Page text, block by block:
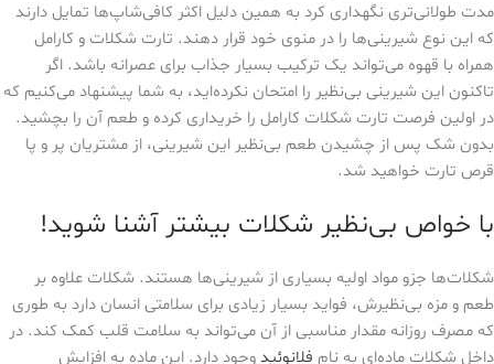
مدت طولانی‌تری نگهداری کرد به همین دلیل اکثر کافی‌شاپ‌ها تمایل دارند
که این نوع شیرینی‌ها را در منوی خود قرار دهند. تارت شکلات و کارامل
همراه با قهوه‌ می‌تواند یک ترکیب بسیار جذاب برای عصرانه باشد. اگر
تاکنون این شیرینی بی‌نظیر را امتحان نکرده‌اید، به شما پیشنهاد می‌کنیم که
در اولین فرصت تارت شکلات کارامل را خریداری کرده و طعم آن را بچشید.
بدون شک پس از چشیدن طعم بی‌نظیر این شیرینی، از مشتریان پر و پا
قرص تارت خواهید شد.
با خواص بی‌نظیر شکلات بیشتر آشنا شوید!
شکلات‌ها جزو مواد اولیه بسیاری از شیرینی‌ها هستند. شکلات علاوه بر
طعم و مزه بی‌نظیرش، فواید بسیار زیادی برای سلامتی انسان دارد به طوری
که مصرف روزانه مقدار مناسبی از آن می‌تواند به سلامت قلب کمک کند. در
داخل شکلات ماده‌ای به نام فلانوئیدوجود دارد. این ماده به افزایش